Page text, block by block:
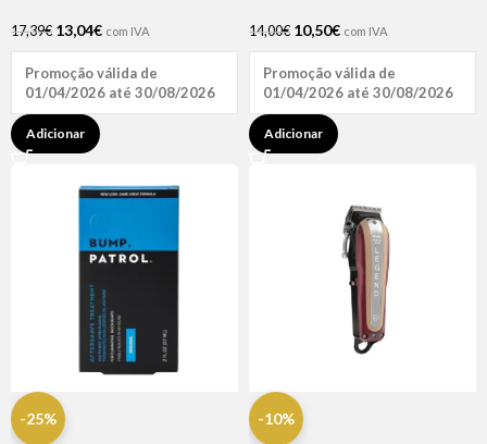
17,39€ 13,04€ com IVA
Promoção válida de
01/04/2026 até 30/08/2026
Adicionar
14,00€ 10,50€ com IVA
Promoção válida de
01/04/2026 até 30/08/2026
Adicionar
-25% -10%